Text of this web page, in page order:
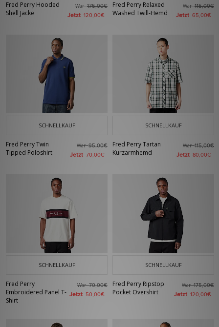
Fred Perry Hooded
Shell Jacke
War175,00€
Jetzt 120,00€
Fred Perry Relaxed
Washed Twill-Hemd
War115,00€
Jetzt 65,00€
SCHNELLKAUF
Fred Perry Twin
Tipped Poloshirt
War95,00€
Jetzt 70,00€
SCHNELLKAUF
Fred Perry Tartan
Kurzarmhemd
War115,00€
Jetzt 80,00€
SCHNELLKAUF
Fred Perry
Embroidered Panel T-
Shirt
War70,00€
Jetzt 50,00€
SCHNELLKAUF
Fred Perry Ripstop
Pocket Overshirt
War175,00€
Jetzt 120,00€